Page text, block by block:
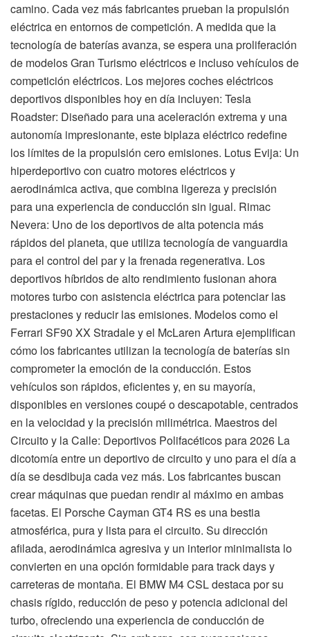
camino. Cada vez más fabricantes prueban la propulsión
eléctrica en entornos de competición. A medida que la
tecnología de baterías avanza, se espera una proliferación
de modelos Gran Turismo eléctricos e incluso vehículos de
competición eléctricos. Los mejores coches eléctricos
deportivos disponibles hoy en día incluyen: Tesla
Roadster: Diseñado para una aceleración extrema y una
autonomía impresionante, este biplaza eléctrico redefine
los límites de la propulsión cero emisiones. Lotus Evija: Un
hiperdeportivo con cuatro motores eléctricos y
aerodinámica activa, que combina ligereza y precisión
para una experiencia de conducción sin igual. Rimac
Nevera: Uno de los deportivos de alta potencia más
rápidos del planeta, que utiliza tecnología de vanguardia
para el control del par y la frenada regenerativa. Los
deportivos híbridos de alto rendimiento fusionan ahora
motores turbo con asistencia eléctrica para potenciar las
prestaciones y reducir las emisiones. Modelos como el
Ferrari SF90 XX Stradale y el McLaren Artura ejemplifican
cómo los fabricantes utilizan la tecnología de baterías sin
comprometer la emoción de la conducción. Estos
vehículos son rápidos, eficientes y, en su mayoría,
disponibles en versiones coupé o descapotable, centrados
en la velocidad y la precisión milimétrica. Maestros del
Circuito y la Calle: Deportivos Polifacéticos para 2026 La
dicotomía entre un deportivo de circuito y uno para el día a
día se desdibuja cada vez más. Los fabricantes buscan
crear máquinas que puedan rendir al máximo en ambas
facetas. El Porsche Cayman GT4 RS es una bestia
atmosférica, pura y lista para el circuito. Su dirección
afilada, aerodinámica agresiva y un interior minimalista lo
convierten en una opción formidable para track days y
carreteras de montaña. El BMW M4 CSL destaca por su
chasis rígido, reducción de peso y potencia adicional del
turbo, ofreciendo una experiencia de conducción de